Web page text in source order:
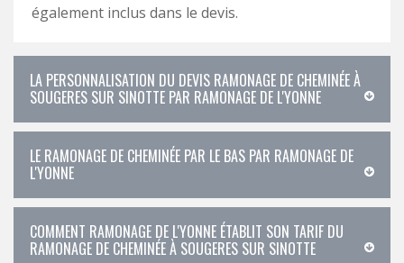
également inclus dans le devis.
LA PERSONNALISATION DU DEVIS RAMONAGE DE CHEMINÉE À
SOUGERES SUR SINOTTE PAR RAMONAGE DE L'YONNE
LE RAMONAGE DE CHEMINÉE PAR LE BAS PAR RAMONAGE DE
L'YONNE
COMMENT RAMONAGE DE L'YONNE ÉTABLIT SON TARIF DU
RAMONAGE DE CHEMINÉE À SOUGERES SUR SINOTTE